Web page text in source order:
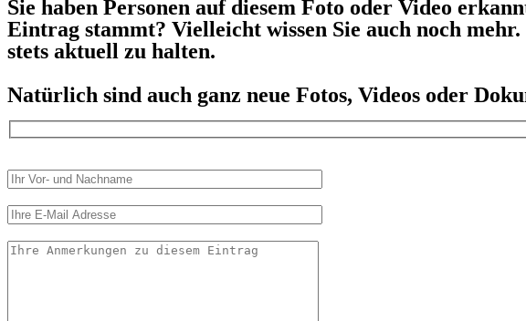
Sie haben Personen auf diesem Foto oder Video
Eintrag stammt? Vielleicht wissen Sie auch noch
stets aktuell zu halten.
Natürlich sind auch ganz neue Fotos, Videos oder